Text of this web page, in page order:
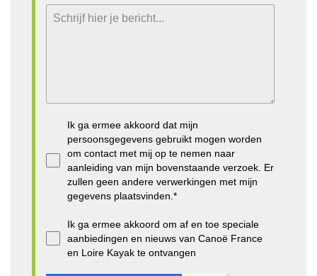
Ik ga ermee akkoord dat mijn
persoonsgegevens gebruikt mogen worden
om contact met mij op te nemen naar
aanleiding van mijn bovenstaande verzoek. Er
zullen geen andere verwerkingen met mijn
gegevens plaatsvinden.*
Ik ga ermee akkoord om af en toe speciale
aanbiedingen en nieuws van Canoë France
en Loire Kayak te ontvangen